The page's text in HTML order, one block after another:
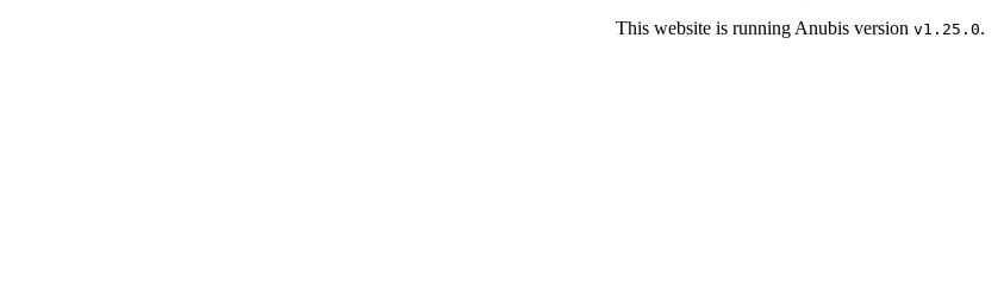
This website is running Anubis version v1.25.0.